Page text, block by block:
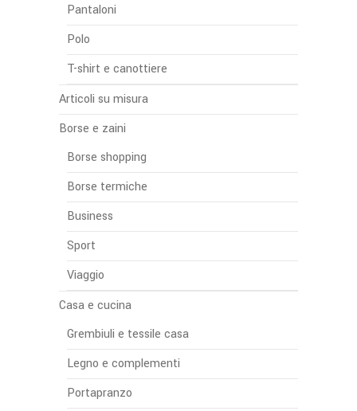
Pantaloni
Polo
T-shirt e canottiere
Articoli su misura
Borse e zaini
Borse shopping
Borse termiche
Business
Sport
Viaggio
Casa e cucina
Grembiuli e tessile casa
Legno e complementi
Portapranzo